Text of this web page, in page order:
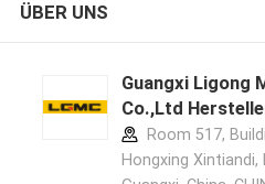
ÜBER UNS
Guangxi Ligong
Co.,Ltd
Room 517,
Hongxing Xintiandi,